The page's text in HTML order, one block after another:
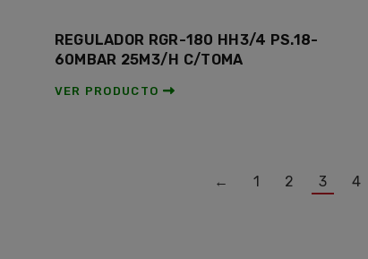
REGULADOR RGR-180 HH3/4 PS.18-
60MBAR 25M3/H C/TOMA
VER PRODUCTO
← 1 2 3 4